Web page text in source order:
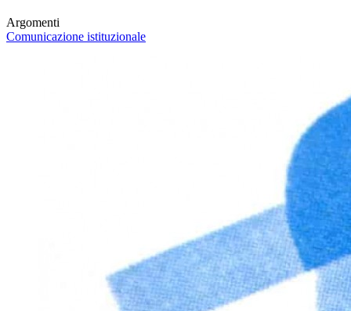
Argomenti
Comunicazione istituzionale